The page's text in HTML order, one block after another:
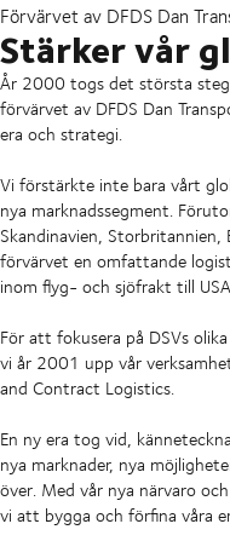
Förvärvet av DFDS Dan
Stärker vår
År 2000 togs det största
förvärvet av DFDS Dan
era och strategi.
Vi förstärkte inte bara vårt
nya marknadssegment.
Skandinavien, Storbritannien,
förvärvet en omfattande
inom flyg- och sjöfrakt till
För att fokusera på DSVs
vi år 2001 upp vår
and Contract Logistics.
En ny era tog vid,
nya marknader, nya
över. Med vår nya närvaro
vi att bygga och förfina våra